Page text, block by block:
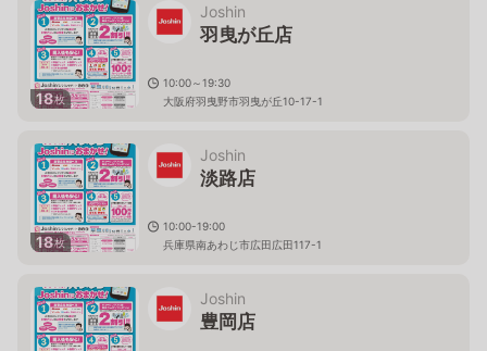
18枚
Joshin
羽曳が丘店
10:00～19:30
大阪府羽曳野市羽曳が丘10-17-1
18枚
Joshin
淡路店
10:00-19:00
兵庫県南あわじ市広田広田117-1
Joshin
豊岡店